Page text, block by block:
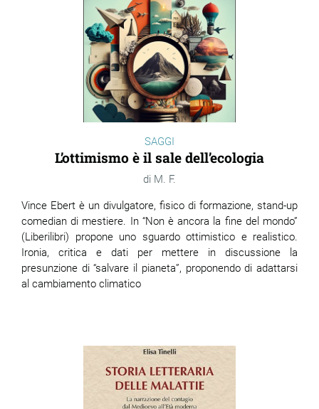
SAGGI
L’ottimismo è il sale dell’ecologia
M. F.
Vince Ebert è un divulgatore, fisico di formazione, stand-up
comedian di mestiere. In “Non è ancora la fine del mondo”
(Liberilibri) propone uno sguardo ottimistico e realistico.
Ironia, critica e dati per mettere in discussione la
presunzione di “salvare il pianeta”, proponendo di adattarsi
al cambiamento climatico